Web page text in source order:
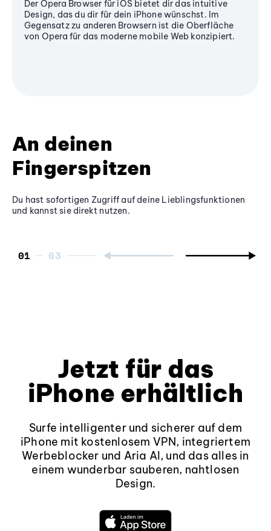
Der Opera Browser für iOS bietet dir das intuitive
Design, das du dir für dein iPhone wünschst. Im
Gegensatz zu anderen Browsern ist die Oberfläche
von Opera für das moderne mobile Web konzipiert.
An deinen
Fingerspitzen
Du hast sofortigen Zugriff auf deine Lieblingsfunktionen
und kannst sie direkt nutzen.
01
Jetzt für das
iPhone erhältlich
Surfe intelligenter und sicherer auf dem
iPhone mit kostenlosem VPN, integriertem
Werbeblocker und Aria AI, und das alles in
einem wunderbar sauberen, nahtlosen
Design.